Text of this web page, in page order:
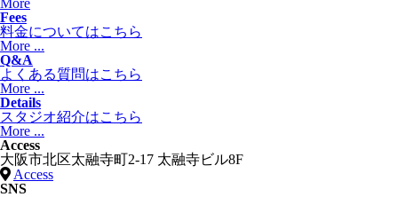
More
Fees
料金についてはこちら
More ...
Q&A
よくある質問はこちら
More ...
Details
スタジオ紹介はこちら
More ...
Access
大阪市北区太融寺町2-17 太融寺ビル8F
Access
SNS